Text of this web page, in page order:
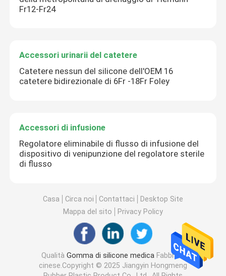
Fr12-Fr24
Accessori urinarii del catetere
Catetere nessun del silicone dell'OEM 16
catetere bidirezionale di 6Fr -18Fr Foley
Accessori di infusione
Regolatore eliminabile di flusso di infusione del
dispositivo di venipunzione del regolatore sterile
di flusso
Casa Circa noi Contattaci
Desktop Site
Mappa del sito
Privacy Policy
QualitàGomma di silicone medica Fabbrica
cinese.Copyright © 2025 Jiangyin Hongmeng